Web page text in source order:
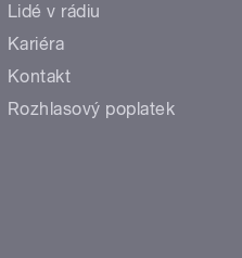
Lidé v rádiu
Kariéra
Kontakt
Rozhlasový poplatek